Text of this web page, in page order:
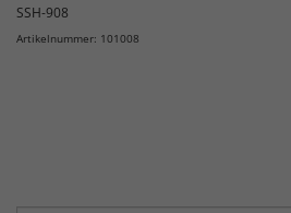
SSH-908
Artikelnummer: 101008